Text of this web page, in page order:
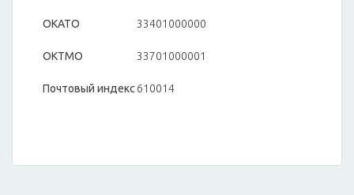
ОКАТО 33401000000
ОКТМО 33701000001
Почтовый индекс610014